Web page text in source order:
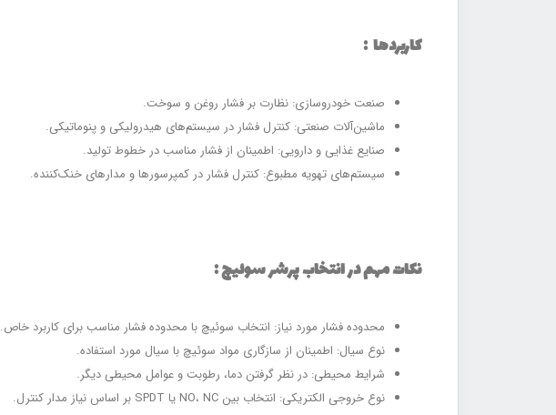
کاربردها :
صنعت خودروسازی: نظارت بر فشار روغن و سوخت.
ماشین‌آلات صنعتی: کنترل فشار در سیستم‌های هیدرولیکی و پنوماتیکی.
صنایع غذایی و دارویی: اطمینان از فشار مناسب در خطوط تولید.
سیستم‌های تهویه مطبوع: کنترل فشار در کمپرسورها و مدارهای خنک‌کننده.
نکات مهم در انتخاب پرشر سوئیچ :
محدوده فشار مورد نیاز: انتخاب سوئیچ با محدوده فشار مناسب برای کاربرد خاص.
نوع سیال: اطمینان از سازگاری مواد سوئیچ با سیال مورد استفاده.
شرایط محیطی: در نظر گرفتن دما، رطوبت و عوامل محیطی دیگر.
نوع خروجی الکتریکی: انتخاب بین NO، NC یا SPDT بر اساس نیاز مدار کنترل.